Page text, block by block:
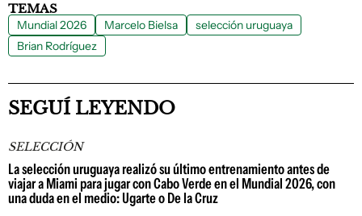
TEMAS
Mundial 2026 Marcelo Bielsa
selección uruguaya
Brian Rodríguez
SEGUÍ LEYENDO
SELECCIÓN
La selección uruguaya realizó su último entrenamiento antes de
viajar a Miami para jugar con Cabo Verde en el Mundial 2026, con
una duda en el medio: Ugarte o De la Cruz